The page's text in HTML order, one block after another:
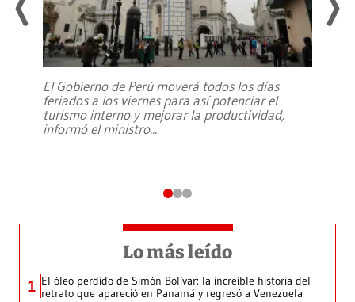
El Gobierno de Perú moverá todos los días
feriados a los viernes para así potenciar el
turismo interno y mejorar la productividad,
informó el ministro...
Lo más leído
1 El óleo perdido de Simón Bolívar: la increíble historia del
retrato que apareció en Panamá y regresó a Venezuela